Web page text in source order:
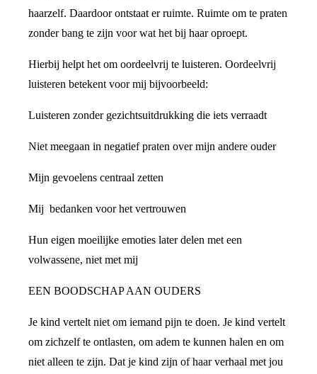
haarzelf. Daardoor ontstaat er ruimte. Ruimte om te praten
zonder bang te zijn voor wat het bij haar oproept.
Hierbij helpt het om oordeelvrij te luisteren. Oordeelvrij
luisteren betekent voor mij bijvoorbeeld:
Luisteren zonder gezichtsuitdrukking die iets verraadt
Niet meegaan in negatief praten over mijn andere ouder
Mijn gevoelens centraal zetten
Mij bedanken voor het vertrouwen
Hun eigen moeilijke emoties later delen met een
volwassene, niet met mij
EEN BOODSCHAP AAN OUDERS
Je kind vertelt niet om iemand pijn te doen. Je kind vertelt
om zichzelf te ontlasten, om adem te kunnen halen en om
niet alleen te zijn. Dat je kind zijn of haar verhaal met jou